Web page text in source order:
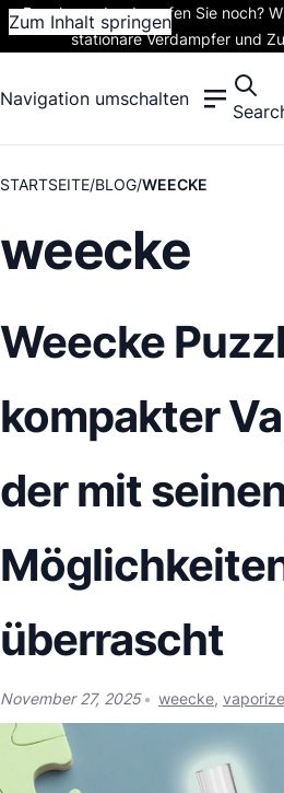
Zum Inhalt springen
Rauchen oder dampfen Sie noch?
stationäre Verdampfer und
Navigation umschalten
STARTSEITE BLOG WEECKE
weecke
Weecke
kompakter
der mit
überrascht
November 27, 2025 weecke,